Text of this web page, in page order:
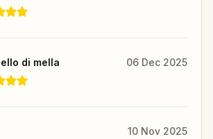
di mella 06 Dec 2025
10 Nov 2025